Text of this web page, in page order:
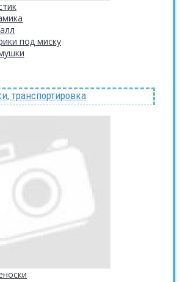
под миску
транспортировка